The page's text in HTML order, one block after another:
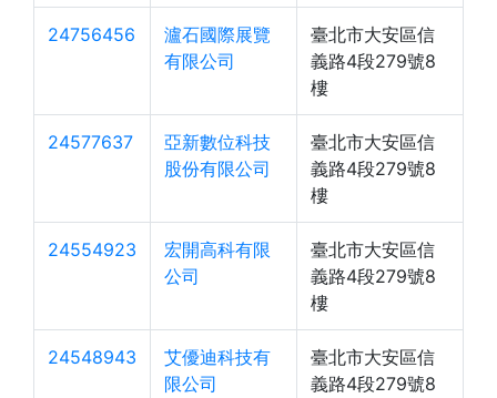
24756456
瀘石國際展覽
有限公司
臺北市大安區信
義路4段279號8
樓
24577637
亞新數位科技
股份有限公司
臺北市大安區信
義路4段279號8
樓
24554923
宏開高科有限
公司
臺北市大安區信
義路4段279號8
樓
24548943
艾優迪科技有
限公司
臺北市大安區信
義路4段279號8